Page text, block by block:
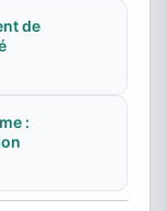
de
: